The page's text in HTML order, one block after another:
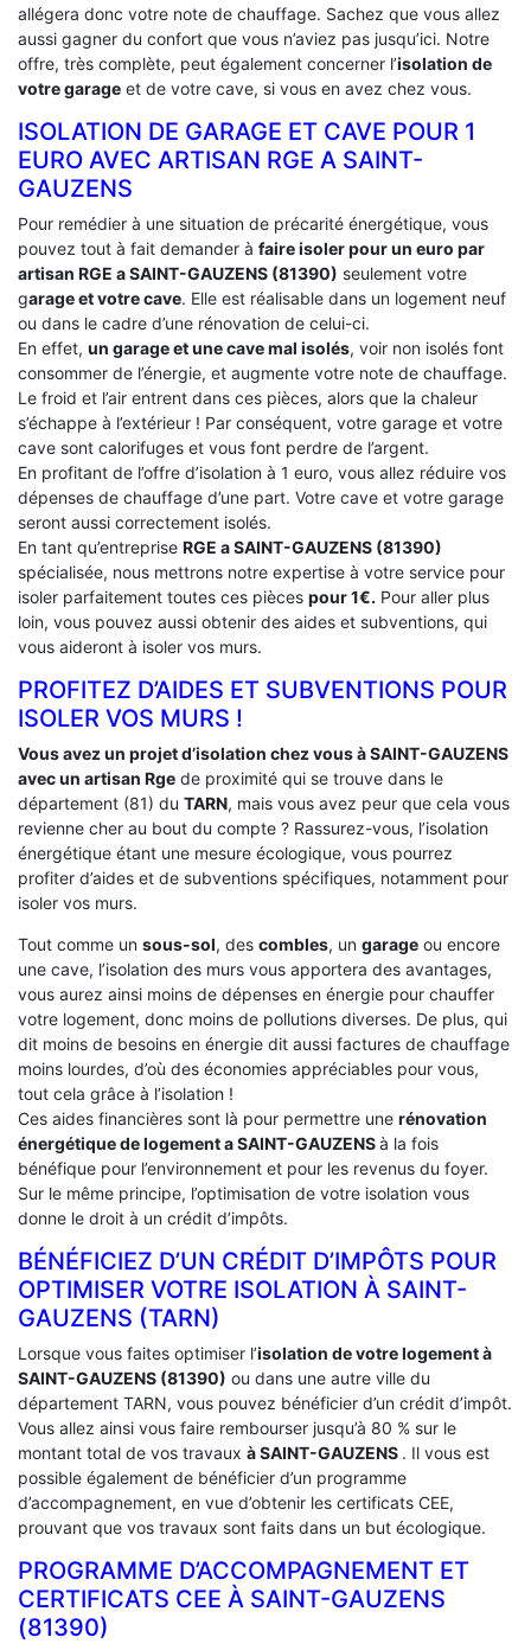
allégera donc votre note de chauffage. Sachez que vous allez
aussi gagner du confort que vous n’aviez pas jusqu’ici. Notre
offre, très complète, peut également concerner l’isolation de
votre garage et de votre cave, si vous en avez chez vous.
ISOLATION DE GARAGE ET CAVE POUR 1
EURO AVEC ARTISAN RGE A SAINT-
GAUZENS
Pour remédier à une situation de précarité énergétique, vous
pouvez tout à fait demander à faire isoler pour un euro par
artisan RGE a SAINT-GAUZENS (81390) seulement votre
garage et votre cave. Elle est réalisable dans un logement neuf
ou dans le cadre d’une rénovation de celui-ci.
En effet, un garage et une cave mal isolés, voir non isolés font
consommer de l’énergie, et augmente votre note de chauffage.
Le froid et l’air entrent dans ces pièces, alors que la chaleur
s’échappe à l’extérieur ! Par conséquent, votre garage et votre
cave sont calorifuges et vous font perdre de l’argent.
En profitant de l’offre d’isolation à 1 euro, vous allez réduire vos
dépenses de chauffage d’une part. Votre cave et votre garage
seront aussi correctement isolés.
En tant qu’entreprise RGE a SAINT-GAUZENS (81390)
spécialisée, nous mettrons notre expertise à votre service pour
isoler parfaitement toutes ces pièces pour 1€. Pour aller plus
loin, vous pouvez aussi obtenir des aides et subventions, qui
vous aideront à isoler vos murs.
PROFITEZ D’AIDES ET SUBVENTIONS POUR
ISOLER VOS MURS !
Vous avez un projet d’isolation chez vous à SAINT-GAUZENS
avec un artisan Rge de proximité qui se trouve dans le
département (81) du TARN, mais vous avez peur que cela vous
revienne cher au bout du compte ? Rassurez-vous, l’isolation
énergétique étant une mesure écologique, vous pourrez
profiter d’aides et de subventions spécifiques, notamment pour
isoler vos murs.
Tout comme un sous-sol, des combles, un garage ou encore
une cave, l’isolation des murs vous apportera des avantages,
vous aurez ainsi moins de dépenses en énergie pour chauffer
votre logement, donc moins de pollutions diverses. De plus, qui
dit moins de besoins en énergie dit aussi factures de chauffage
moins lourdes, d’où des économies appréciables pour vous,
tout cela grâce à l’isolation !
Ces aides financières sont là pour permettre une rénovation
énergétique de logement aSAINT-GAUZENSà la fois
bénéfique pour l’environnement et pour les revenus du foyer.
Sur le même principe, l’optimisation de votre isolation vous
donne le droit à un crédit d’impôts.
BÉNÉFICIEZ D’UN CRÉDIT D’IMPÔTS POUR
OPTIMISER VOTRE ISOLATION À ‎SAINT-
GAUZENS (TARN)
Lorsque vous faites optimiser l’isolation de votre logement à
SAINT-GAUZENS (81390) ou dans une autre ville du
département TARN, vous pouvez bénéficier d’un crédit d’impôt.
Vous allez ainsi vous faire rembourser jusqu’à 80 % sur le
montant total de vos travaux à SAINT-GAUZENS . Il vous est
possible également de bénéficier d’un programme
d’accompagnement, en vue d’obtenir les certificats CEE,
prouvant que vos travaux sont faits dans un but écologique.
PROGRAMME D’ACCOMPAGNEMENT ET
CERTIFICATS CEE À ‎SAINT-GAUZENS
(81390)